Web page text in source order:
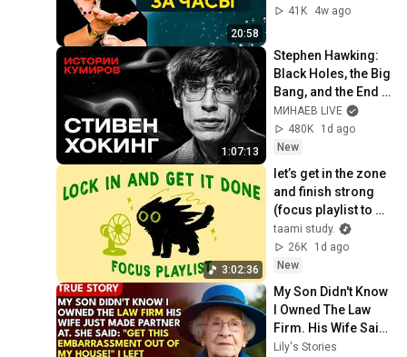
20:58
Черниговская
41K
4w ago
1:07:13
Stephen Hawking:
Black Holes, the Big
Bang, and the End
of the Universe /
Idol Stories /
MINAEV
МИНАЕВ LIVE
480K
1d ago
New
3:02:36
let’s get in the zone
and finish strong
(focus playlist to
get your work
done)
taami study.
26K
1d ago
New
My Son Didn't Know
I Owned The Law
Firm. His Wife Said:
"Get This
Lily's Stories